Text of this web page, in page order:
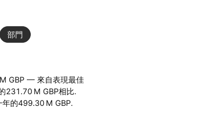
部門
GBP — 來自表現最佳
‪231.70 M‬ GBP相比.
的‪499.30 M‬ GBP.